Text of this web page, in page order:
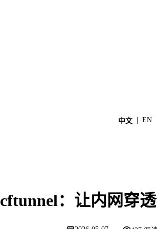
中文 | EN
cftunnel：让内网穿